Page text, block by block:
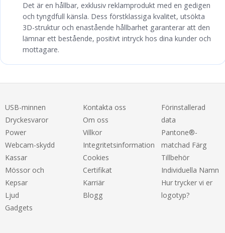
Det är en hållbar, exklusiv reklamprodukt med en gedigen
och tyngdfull känsla. Dess förstklassiga kvalitet, utsökta
3D-struktur och enastående hållbarhet garanterar att den
lämnar ett bestående, positivt intryck hos dina kunder och
mottagare.
USB-minnen
Dryckesvaror
Power
Webcam-skydd
Kassar
Mössor och
Kepsar
Ljud
Gadgets
Kontakta oss
Om oss
Villkor
Integritetsinformation
Cookies
Certifikat
Karriär
Blogg
Förinstallerad
data
Pantone®-
matchad Färg
Tillbehör
Individuella Namn
Hur trycker vi er
logotyp?